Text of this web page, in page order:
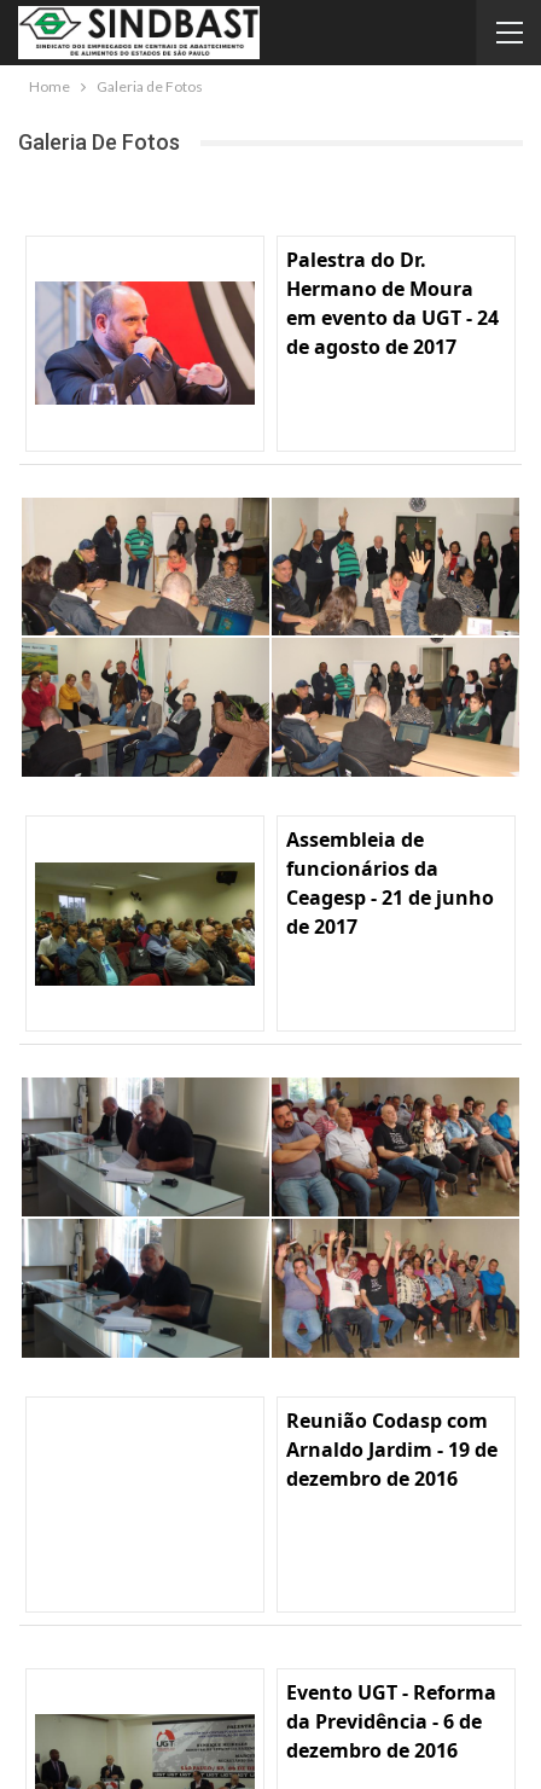
Home Galeria de Fotos
Galeria De Fotos
Palestra do Dr.
Hermano de Moura
em evento da UGT - 24
de agosto de 2017
Assembleia de
funcionários da
Ceagesp - 21 de junho
de 2017
Reunião Codasp com
Arnaldo Jardim - 19 de
dezembro de 2016
Evento UGT - Reforma
da Previdência - 6 de
dezembro de 2016